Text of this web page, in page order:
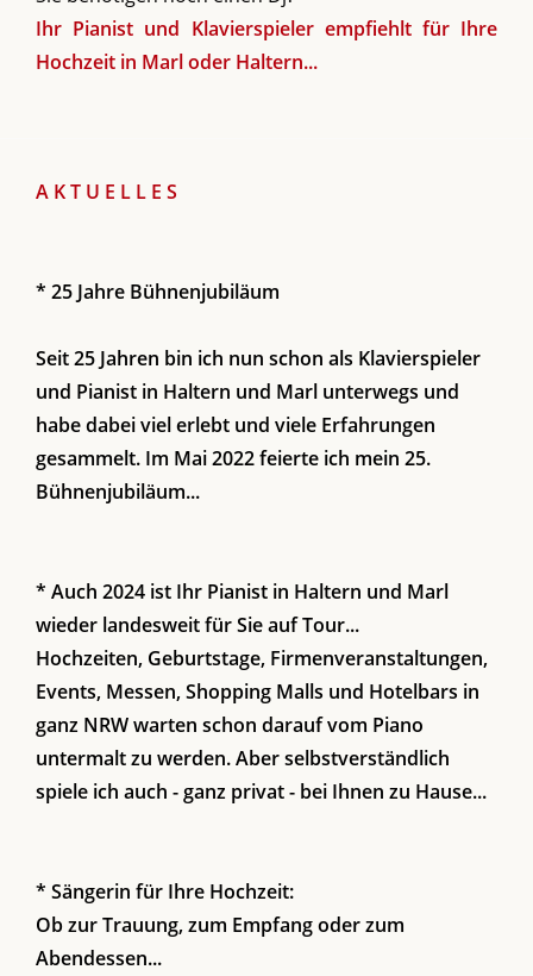
Ihr Pianist und Klavierspieler empfiehlt für Ihre
Hochzeit in Marl oder Haltern...
A K T U E L L E S
* 25 Jahre Bühnenjubiläum
Seit 25 Jahren bin ich nun schon als Klavierspieler
und Pianist in Haltern und Marl unterwegs und
habe dabei viel erlebt und viele Erfahrungen
gesammelt. Im Mai 2022 feierte ich mein 25.
Bühnenjubiläum...
* Auch 2024 ist Ihr Pianist in Haltern und Marl
wieder landesweit für Sie auf Tour...
Hochzeiten, Geburtstage, Firmenveranstaltungen,
Events, Messen, Shopping Malls und Hotelbars in
ganz NRW warten schon darauf vom Piano
untermalt zu werden. Aber selbstverständlich
spiele ich auch - ganz privat - bei Ihnen zu Hause...
* Sängerin für Ihre Hochzeit:
Ob zur Trauung, zum Empfang oder zum
Abendessen...